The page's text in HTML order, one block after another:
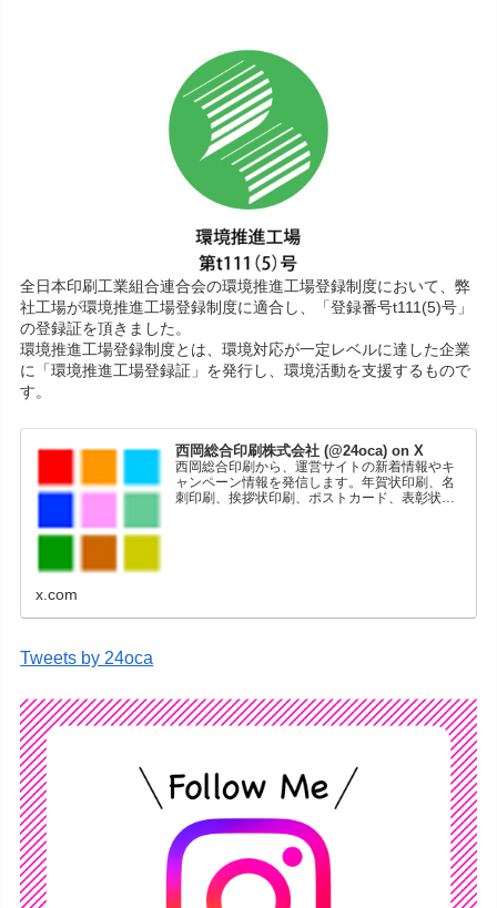
全日本印刷工業組合連合会の環境推進工場登録制度において、弊
社工場が環境推進工場登録制度に適合し、「登録番号t111(5)号」
の登録証を頂きました。
環境推進工場登録制度とは、環境対応が一定レベルに達した企業
に「環境推進工場登録証」を発行し、環境活動を支援するもので
す。
西岡総合印刷株式会社 (@24oca) on X
西岡総合印刷から、運営サイトの新着情報やキ
ャンペーン情報を発信します。年賀状印刷、名
刺印刷、挨拶状印刷、ポストカード、表彰状印
x.com
Tweets by 24oca